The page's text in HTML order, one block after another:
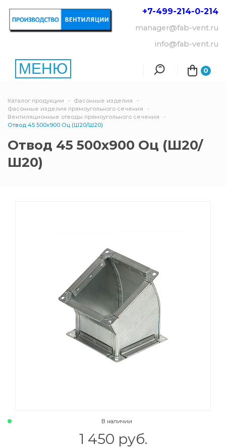
МЕНЮ 0
+7-499-214-0-214
manager@fab-vent.ru
info@fab-vent.ru
Каталог продукции
Фасонные изделия
Фасонные изделия прямоугольного сечения
Вентиляционные отводы прямоугольного сечения
Отвод 45 500х900 Оц (Ш20/Ш20)
Отвод 45 500х900 Оц (Ш20/
Ш20)
В наличии
1 450 руб.